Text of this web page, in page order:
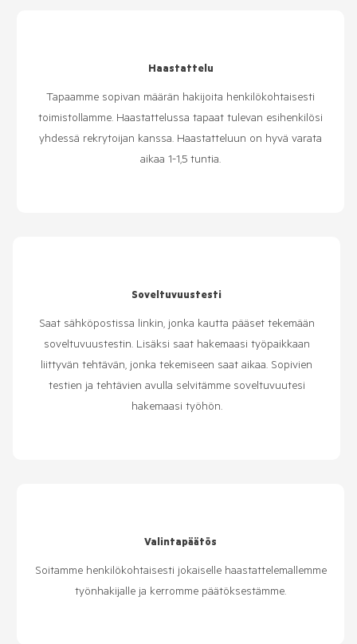
Haastattelu
Tapaamme sopivan määrän hakijoita henkilökohtaisesti
toimistollamme. Haastattelussa tapaat tulevan esihenkilösi
yhdessä rekrytoijan kanssa. Haastatteluun on hyvä varata
aikaa 1-1,5 tuntia.
Soveltuvuustesti
Saat sähköpostissa linkin, jonka kautta pääset tekemään
soveltuvuustestin. Lisäksi saat hakemaasi työpaikkaan
liittyvän tehtävän, jonka tekemiseen saat aikaa. Sopivien
testien ja tehtävien avulla selvitämme soveltuvuutesi
hakemaasi työhön.
Valintapäätös
Soitamme henkilökohtaisesti jokaiselle haastattelemallemme
työnhakijalle ja kerromme päätöksestämme.